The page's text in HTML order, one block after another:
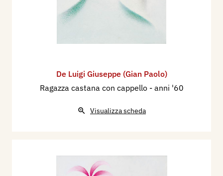
De Luigi Giuseppe (Gian Paolo)
Ragazza castana con cappello - anni '60
Visualizza scheda